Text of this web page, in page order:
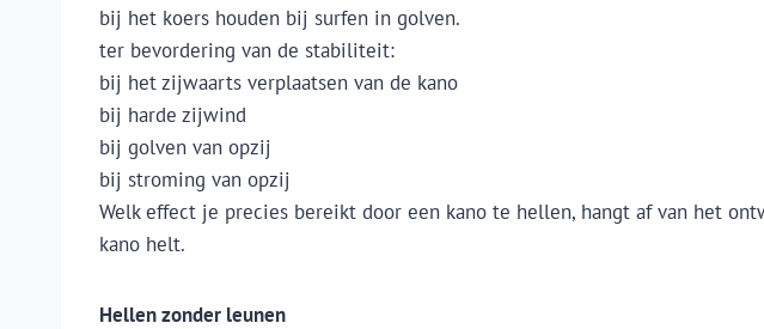
bij het koers houden bij surfen in golven.
ter bevordering van de stabiliteit:
bij het zijwaarts verplaatsen van de kano
bij harde zijwind
bij golven van opzij
bij stroming van opzij
Welk effect je precies bereikt door een kano te hellen, hangt af van het
kano helt.
Hellen zonder leunen